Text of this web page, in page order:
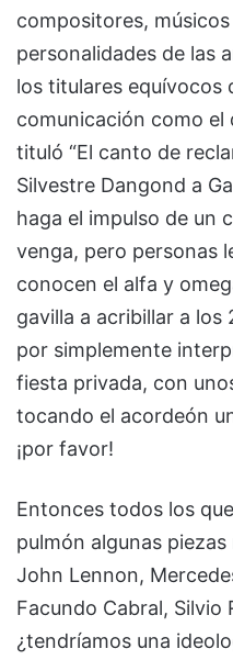
compositores,
personalidades de las
los titulares equívocos
comunicación como el
tituló “El canto de
Silvestre Dangond a
haga el impulso de un
venga, pero personas
conocen el alfa y
gavilla a acribillar a
por simplemente
fiesta privada, con
tocando el acordeón
¡por favor!
Entonces todos los
pulmón algunas
John Lennon,
Facundo Cabral, Silvio
¿tendríamos una